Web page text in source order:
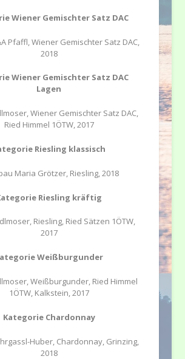
Wiener Gemischter Satz DAC
Pfaffl, Wiener Gemischter Satz DAC,
2018
Wiener Gemischter Satz DAC
Lagen
Wiener Gemischter Satz DAC,
Ried Himmel 1ÖTW, 2017
Riesling klassisch
Maria Grötzer, Riesling, 2018
Riesling kräftig
Riesling, Ried Sätzen 1ÖTW,
2017
Weißburgunder
Weißburgunder, Ried Himmel
1ÖTW, Kalkstein, 2017
Kategorie Chardonnay
Huber, Chardonnay, Grinzing,
2018